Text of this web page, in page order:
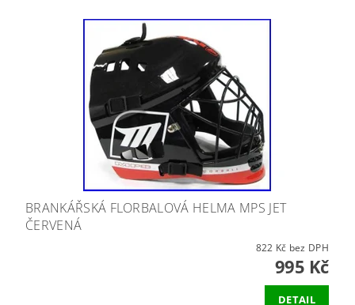
BRANKÁŘSKÁ FLORBALOVÁ HELMA MPS JET
ČERVENÁ
822 Kč bez DPH
995 Kč
DETAIL